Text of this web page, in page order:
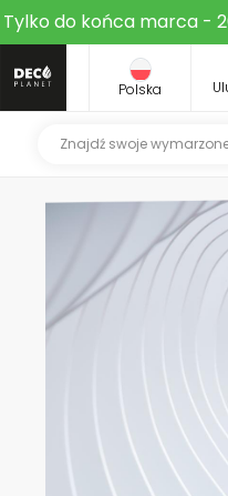
Tylko do końca marca -
Polska